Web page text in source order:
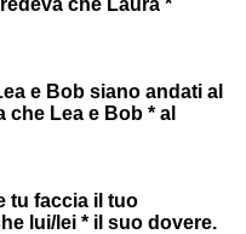
che Laura *
e Bob siano andati al
Lea e Bob * al
tu faccia il tuo
lui/lei * il suo dovere.